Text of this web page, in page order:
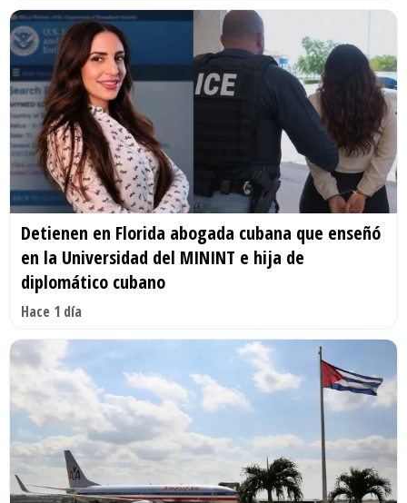
Detienen en Florida abogada cubana que enseñó
en la Universidad del MININT e hija de
diplomático cubano
Hace 1 día